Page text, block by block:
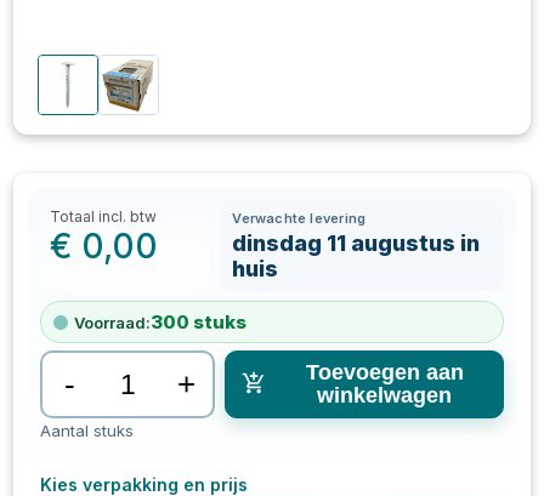
Totaal incl. btw
€ 0,00
Verwachte levering
dinsdag 11 augustus in
huis
Voorraad:300 stuks
- +
Toevoegen aan
winkelwagen
Aantal stuks
Kies verpakking en prijs